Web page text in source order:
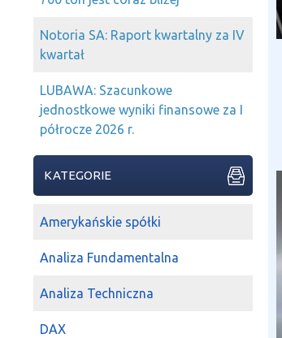
Notoria SA: Raport kwartalny za IV
kwartał
LUBAWA: Szacunkowe
jednostkowe wyniki finansowe za I
półrocze 2026 r.
KATEGORIE
Amerykańskie spółki
Analiza Fundamentalna
Analiza Techniczna
DAX